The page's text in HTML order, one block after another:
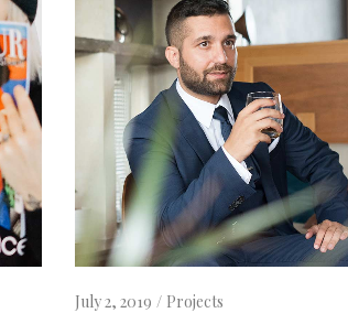
July 2, 2019 Projects